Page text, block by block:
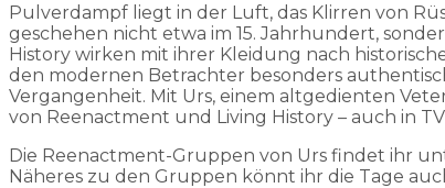
Pulverdampf liegt in der Luft, das Klirren von
geschehen nicht etwa im 15. Jahrhundert,
History wirken mit ihrer Kleidung nach
den modernen Betrachter besonders
Vergangenheit. Mit Urs, einem altgedienten
von Reenactment und Living History – auch in
Die Reenactment-Gruppen von Urs findet ihr
Näheres zu den Gruppen könnt ihr die Tage